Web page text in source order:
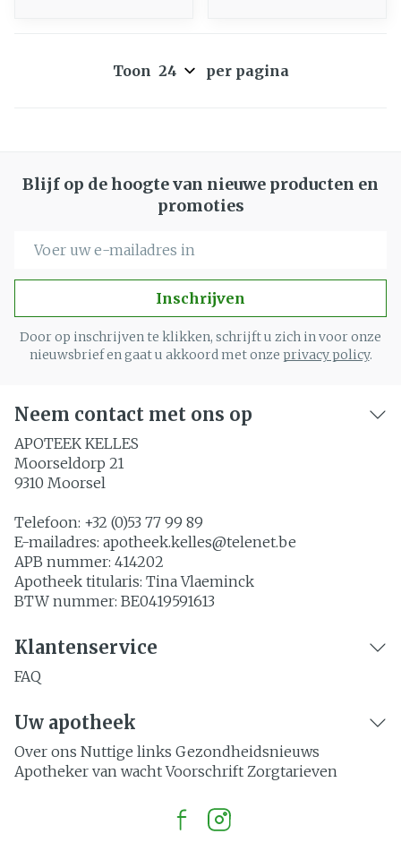
Toon per pagina
Blijf op de hoogte van nieuwe producten en
promoties
Inschrijven
Door op inschrijven te klikken, schrijft u zich in voor onze
nieuwsbrief en gaat u akkoord met onze privacy policy.
Neem contact met ons op
APOTEEK KELLES
Moorseldorp 21
9310 Moorsel
Telefoon: +32 (0)53 77 99 89
E-mailadres: apotheek.kelles@telenet.be
APB nummer: 414202
Apotheek titularis: Tina Vlaeminck
BTW nummer: BE0419591613
Klantenservice
FAQ
Uw apotheek
Over ons Nuttige links Gezondheidsnieuws
Apotheker van wacht Voorschrift Zorgtarieven